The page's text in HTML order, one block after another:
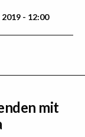
- 12:00
mit